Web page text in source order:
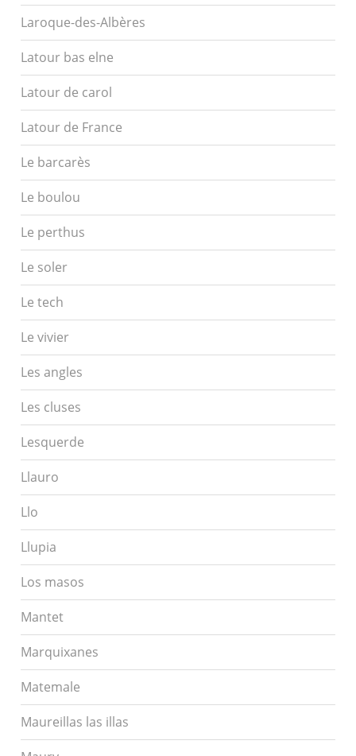
Laroque-des-Albères
Latour bas elne
Latour de carol
Latour de France
Le barcarès
Le boulou
Le perthus
Le soler
Le tech
Le vivier
Les angles
Les cluses
Lesquerde
Llauro
Llo
Llupia
Los masos
Mantet
Marquixanes
Matemale
Maureillas las illas